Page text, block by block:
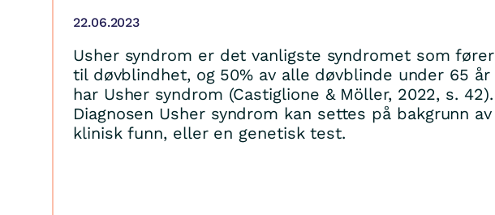
22.06.2023
Usher syndrom er det vanligste syndromet som fører
til døvblindhet, og 50% av alle døvblinde under 65 år
har Usher syndrom (Castiglione & Möller, 2022, s. 42).
Diagnosen Usher syndrom kan settes på bakgrunn av
klinisk funn, eller en genetisk test.